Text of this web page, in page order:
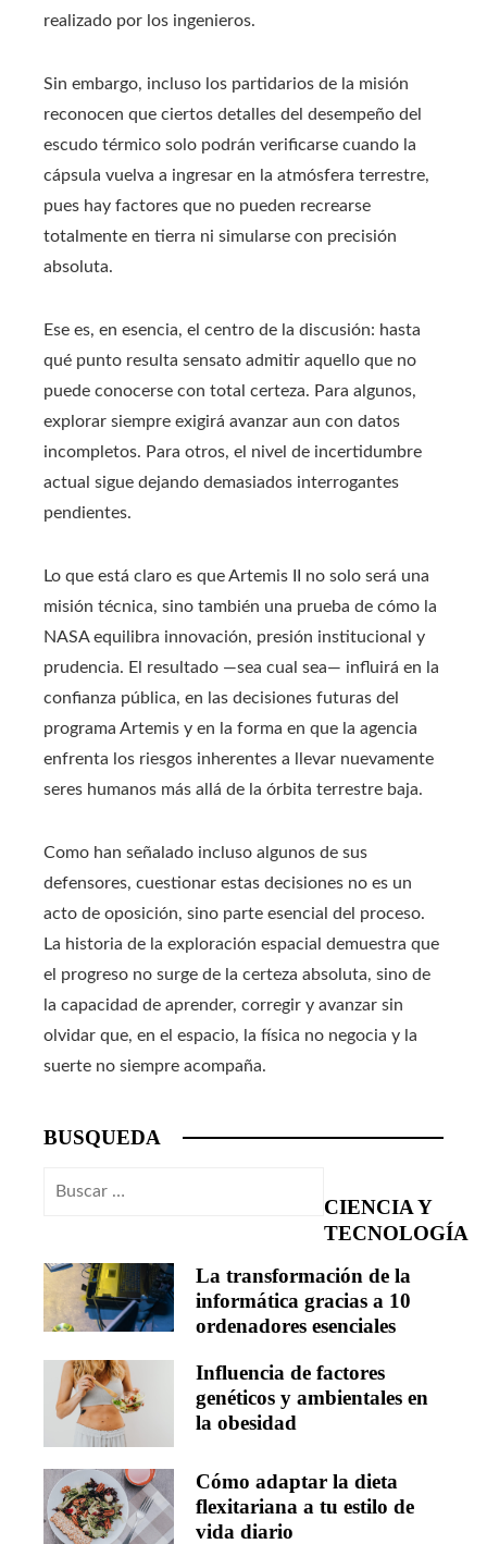
realizado por los ingenieros.
Sin embargo, incluso los partidarios de la misión
reconocen que ciertos detalles del desempeño del
escudo térmico solo podrán verificarse cuando la
cápsula vuelva a ingresar en la atmósfera terrestre,
pues hay factores que no pueden recrearse
totalmente en tierra ni simularse con precisión
absoluta.
Ese es, en esencia, el centro de la discusión: hasta
qué punto resulta sensato admitir aquello que no
puede conocerse con total certeza. Para algunos,
explorar siempre exigirá avanzar aun con datos
incompletos. Para otros, el nivel de incertidumbre
actual sigue dejando demasiados interrogantes
pendientes.
Lo que está claro es que Artemis II no solo será una
misión técnica, sino también una prueba de cómo la
NASA equilibra innovación, presión institucional y
prudencia. El resultado —sea cual sea— influirá en la
confianza pública, en las decisiones futuras del
programa Artemis y en la forma en que la agencia
enfrenta los riesgos inherentes a llevar nuevamente
seres humanos más allá de la órbita terrestre baja.
Como han señalado incluso algunos de sus
defensores, cuestionar estas decisiones no es un
acto de oposición, sino parte esencial del proceso.
La historia de la exploración espacial demuestra que
el progreso no surge de la certeza absoluta, sino de
la capacidad de aprender, corregir y avanzar sin
olvidar que, en el espacio, la física no negocia y la
suerte no siempre acompaña.
BUSQUEDA
Buscar:
CIENCIA Y
TECNOLOGÍA
La transformación de la
informática gracias a 10
ordenadores esenciales
Influencia de factores
genéticos y ambientales en
la obesidad
Cómo adaptar la dieta
flexitariana a tu estilo de
vida diario